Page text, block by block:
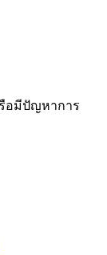
อมีปัญหาการ